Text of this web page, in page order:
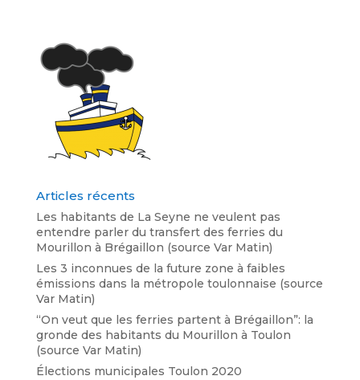
Articles récents
Les habitants de La Seyne ne veulent pas
entendre parler du transfert des ferries du
Mourillon à Brégaillon (source Var Matin)
Les 3 inconnues de la future zone à faibles
émissions dans la métropole toulonnaise (source
Var Matin)
“On veut que les ferries partent à Brégaillon”: la
gronde des habitants du Mourillon à Toulon
(source Var Matin)
Élections municipales Toulon 2020